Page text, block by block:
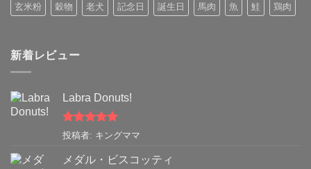
玄米粉 穀物 老犬 記念日 誕生日 馬肉 魚 鮭 鶏肉
新着レビュー
Labra Donuts!
5段階中5の
投稿者: キングママ
メダル・ビスコッティ